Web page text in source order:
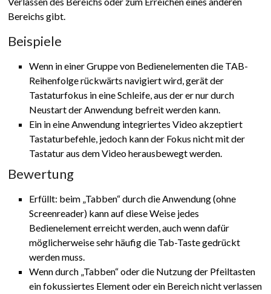
Bereichs gibt.
Beispiele
Wenn in einer Gruppe von Bedienelementen die TAB-
Reihenfolge rückwärts navigiert wird, gerät der
Tastaturfokus in eine Schleife, aus der er nur durch
Neustart der Anwendung befreit werden kann.
Ein in eine Anwendung integriertes Video akzeptiert
Tastaturbefehle, jedoch kann der Fokus nicht mit der
Tastatur aus dem Video herausbewegt werden.
Bewertung
Erfüllt: beim „Tabben“ durch die Anwendung (ohne
Screenreader) kann auf diese Weise jedes
Bedienelement erreicht werden, auch wenn dafür
möglicherweise sehr häufig die Tab-Taste gedrückt
werden muss.
Wenn durch „Tabben“ oder die Nutzung der Pfeiltasten
ein fokussiertes Element oder ein Bereich nicht verlassen